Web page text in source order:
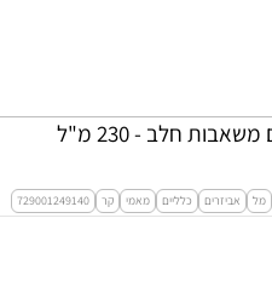
חלב - 230 מ"ל
מל אביזרים כלליים מאמי קר 729001249140